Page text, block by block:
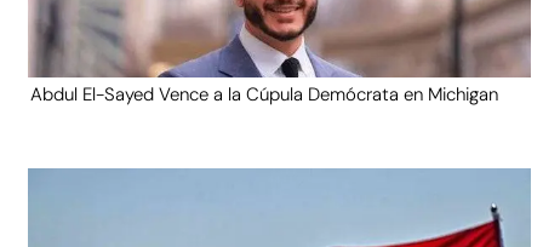
Abdul El-Sayed Vence a la Cúpula Demócrata en Michigan